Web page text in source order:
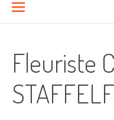
Fleuriste